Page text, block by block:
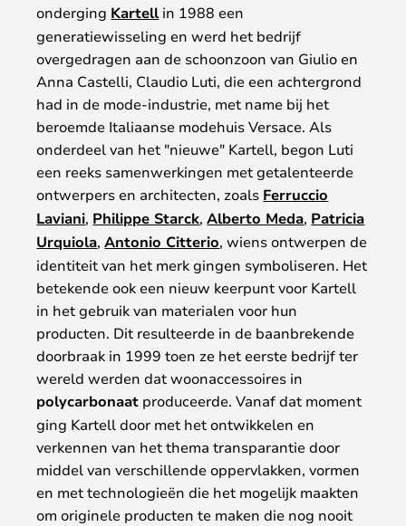
onderging Kartell in 1988 een
generatiewisseling en werd het bedrijf
overgedragen aan de schoonzoon van Giulio en
Anna Castelli, Claudio Luti, die een achtergrond
had in de mode-industrie, met name bij het
beroemde Italiaanse modehuis Versace. Als
onderdeel van het "nieuwe" Kartell, begon Luti
een reeks samenwerkingen met getalenteerde
ontwerpers en architecten, zoals Ferruccio
Laviani, Philippe Starck,Alberto Meda, Patricia
Urquiola,Antonio Citterio, wiens ontwerpen de
identiteit van het merk gingen symboliseren. Het
betekende ook een nieuw keerpunt voor Kartell
in het gebruik van materialen voor hun
producten. Dit resulteerde in de baanbrekende
doorbraak in 1999 toen ze het eerste bedrijf ter
wereld werden dat woonaccessoires in
polycarbonaat produceerde. Vanaf dat moment
ging Kartell door met het ontwikkelen en
verkennen van het thema transparantie door
middel van verschillende oppervlakken, vormen
en met technologieën die het mogelijk maakten
om originele producten te maken die nog nooit